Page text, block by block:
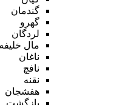
گندمان
گهرو
لردگان
مال خلیفه
ناغان
نافچ
نقنه
هفشجان
بازگشت